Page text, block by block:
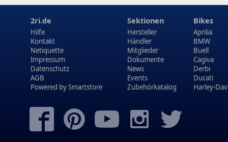
2ri.de
Hilfe
Kontakt
Netiquette
Impressum
Datenschutz
AGB
Powered bySmartstore
Sektionen
Hersteller
Händler
Mitglieder
Dokumente
News
Events
Zubehörkatalog
Bikes
Aprilia
BMW
Buell
Cagiva
Derbi
Ducati
Harley-